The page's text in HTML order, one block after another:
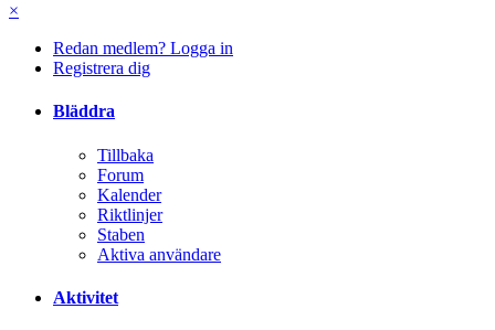
×
Redan medlem? Logga in
Registrera dig
Bläddra
Tillbaka
Forum
Kalender
Riktlinjer
Staben
Aktiva användare
Aktivitet